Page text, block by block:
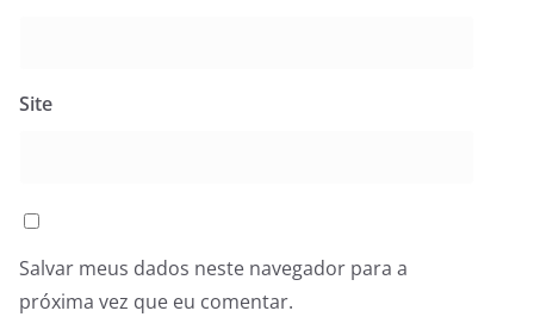
Site
Salvar meus dados neste navegador para a
próxima vez que eu comentar.